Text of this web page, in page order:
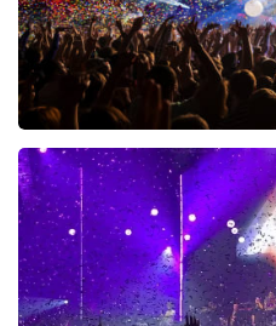
Treasure
104+reviews
BEKIJKEN